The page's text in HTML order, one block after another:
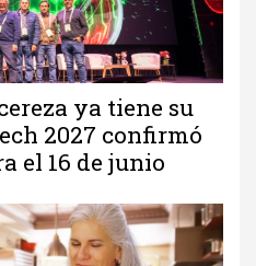
ya tiene su
2027 confirmó
el 16 de junio